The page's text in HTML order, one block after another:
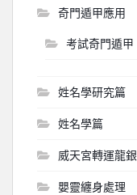
奇門遁甲應用
考試奇門遁甲
姓名學研究篇
姓名學篇
威天宮轉運龍銀
嬰靈纏身處理